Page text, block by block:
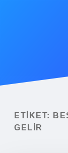
Yasal Uyarı
ETIKET:
GELIR